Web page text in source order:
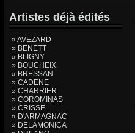
Artistes déjà édités
» AVEZARD
» BENETT
» BLIGNY
» BOUCHEIX
» BRESSAN
» CADENE
» CHARRIER
» COROMINAS
» CRISSE
» D'ARMAGNAC
» DELAMONICA